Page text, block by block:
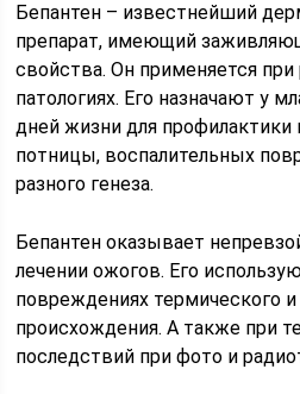
Бепантен – известнейший
препарат, имеющий
свойства. Он применяется
патологиях. Его назначают у
дней жизни для профилактики
потницы, воспалительных
разного генеза.
Бепантен оказывает
лечении ожогов. Его
повреждениях термического
происхождения. А также при
последствий при фото и